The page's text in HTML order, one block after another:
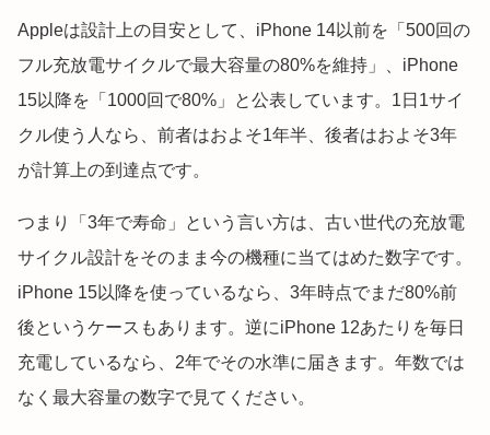
Appleは設計上の目安として、iPhone 14以前を「500回の
フル充放電サイクルで最大容量の80%を維持」、iPhone
15以降を「1000回で80%」と公表しています。1日1サイ
クル使う人なら、前者はおよそ1年半、後者はおよそ3年
が計算上の到達点です。
つまり「3年で寿命」という言い方は、古い世代の充放電
サイクル設計をそのまま今の機種に当てはめた数字です。
iPhone 15以降を使っているなら、3年時点でまだ80%前
後というケースもあります。逆にiPhone 12あたりを毎日
充電しているなら、2年でその水準に届きます。年数では
なく最大容量の数字で見てください。